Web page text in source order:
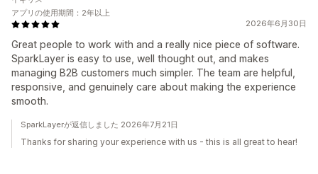
2026年6月30日
Great people to work with and a really nice piece of software.
SparkLayer is easy to use, well thought out, and makes
managing B2B customers much simpler. The team are helpful,
responsive, and genuinely care about making the experience
smooth.
アプリの使用期間：2年以上
SparkLayerが返信しました 2026年7月21日
Thanks for sharing your experience with us - this is all great to hear!